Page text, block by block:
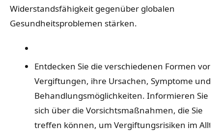
Widerstandsfähigkeit gegenüber globalen
Gesundheitsproblemen stärken.
Entdecken Sie die verschiedenen Formen von
Vergiftungen, ihre Ursachen, Symptome und
Behandlungsmöglichkeiten. Informieren Sie
sich über die Vorsichtsmaßnahmen, die Sie
treffen können, um Vergiftungsrisiken im